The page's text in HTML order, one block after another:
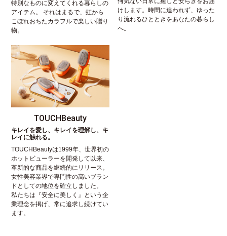
特別なものに変えてくれる暮らしの
アイテム。 それはまるで、虹から
こぼれおちたカラフルで楽しい贈り
物。
けします。時間に追われず、ゆった
り流れるひとときをあなたの暮らし
へ。
TOUCHBeauty
キレイを愛し、キレイを理解し、キ
レイに触れる。
TOUCHBeautyは1999年、世界初の
ホットビューラーを開発して以来、
革新的な商品を継続的にリリース。
女性美容業界で専門性の高いブラン
ドとしての地位を確立しました。
私たちは『安全に美しく』という企
業理念を掲げ、常に追求し続けてい
ます。